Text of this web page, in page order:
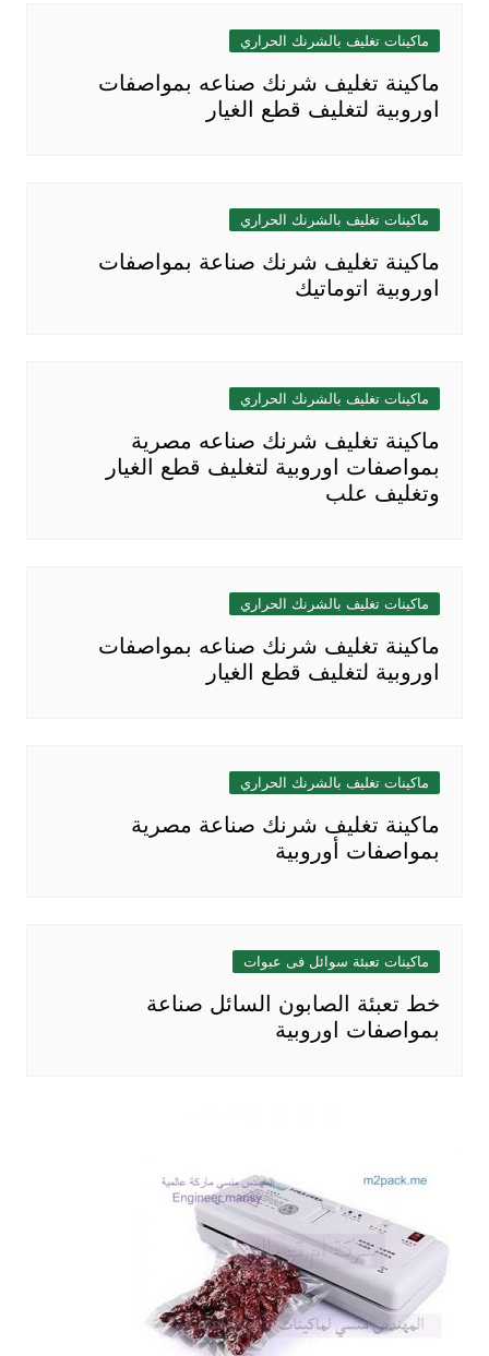
ماكينات تغليف بالشرنك الحراري
ماكينة تغليف شرنك صناعه بمواصفات
اوروبية لتغليف قطع الغيار
ماكينات تغليف بالشرنك الحراري
ماكينة تغليف شرنك صناعة بمواصفات
اوروبية اتوماتيك
ماكينات تغليف بالشرنك الحراري
ماكينة تغليف شرنك صناعه مصرية
بمواصفات اوروبية لتغليف قطع الغيار
وتغليف علب
ماكينات تغليف بالشرنك الحراري
ماكينة تغليف شرنك صناعه بمواصفات
اوروبية لتغليف قطع الغيار
ماكينات تغليف بالشرنك الحراري
ماكينة تغليف شرنك صناعة مصرية
بمواصفات أوروبية
ماكينات تعبئة سوائل فى عبوات
خط تعبئة الصابون السائل صناعة
بمواصفات اوروبية